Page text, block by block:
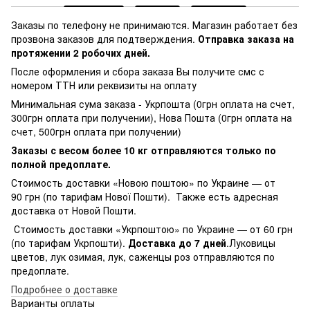
Заказы по телефону не принимаются. Магазин работает без
прозвона заказов для подтверждения. Отправка заказа на
протяжении 2 робочих дней.
После оформления и сбора заказа Вы получите смс с
номером ТТН или реквизиты на оплату
Минимальная сума заказа - Укрпошта (0грн оплата на счет,
300грн оплата при получении), Нова Пошта (0грн оплата на
счет, 500грн оплата при получении)
Заказы с весом более 10 кг отправляются только по
полной предоплате.
Стоимость доставки «Новою поштою» по Украине — от
90 грн (по тарифам Нової Пошти). Также есть адресная
доставка от Новой Пошти.
Стоимость доставки «Укрпоштою» по Украине — от 60 грн
(по тарифам Укрпошти). Доставка до 7 дней.Луковицы
цветов, лук озимая, лук, саженцы роз отправляются по
предоплате.
Подробнее о доставке
Варианты оплаты